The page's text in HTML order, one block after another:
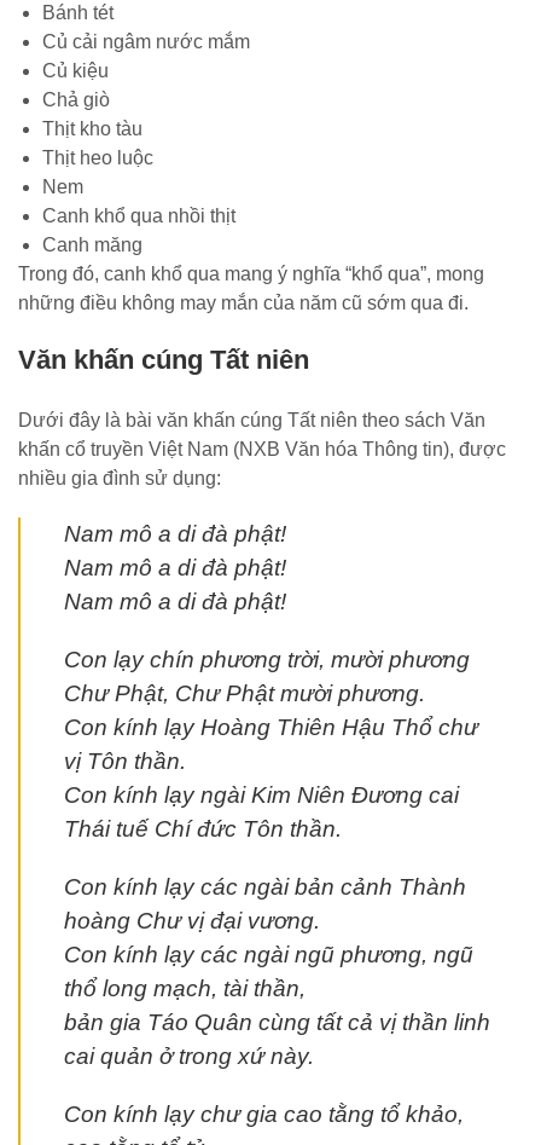
Bánh tét
Củ cải ngâm nước mắm
Củ kiệu
Chả giò
Thịt kho tàu
Thịt heo luộc
Nem
Canh khổ qua nhồi thịt
Canh măng
Trong đó, canh khổ qua mang ý nghĩa “khổ qua”, mong
những điều không may mắn của năm cũ sớm qua đi.
Văn khấn cúng Tất niên
Dưới đây là bài văn khấn cúng Tất niên theo sách Văn
khấn cổ truyền Việt Nam (NXB Văn hóa Thông tin), được
nhiều gia đình sử dụng:
Nam mô a di đà phật!
Nam mô a di đà phật!
Nam mô a di đà phật!
Con lạy chín phương trời, mười phương
Chư Phật, Chư Phật mười phương.
Con kính lạy Hoàng Thiên Hậu Thổ chư
vị Tôn thần.
Con kính lạy ngài Kim Niên Đương cai
Thái tuế Chí đức Tôn thần.
Con kính lạy các ngài bản cảnh Thành
hoàng Chư vị đại vương.
Con kính lạy các ngài ngũ phương, ngũ
thổ long mạch, tài thần,
bản gia Táo Quân cùng tất cả vị thần linh
cai quản ở trong xứ này.
Con kính lạy chư gia cao tằng tổ khảo,